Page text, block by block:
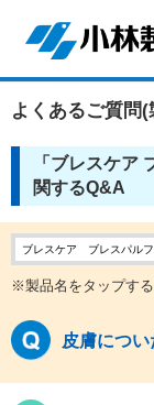
よくあるご質問
「ブレスケア
関するQ&A
ブレスケア ブレスパル
※製品名をタップする
皮膚につ